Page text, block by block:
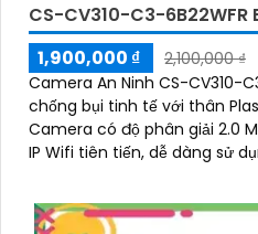
CS-CV310-C3-6B22WFR
1,900,000 ₫
2,100,000 ₫
Camera An Ninh CS-CV310-
chống bụi tinh tế với thân
Camera có độ phân giải 2.0
IP Wifi tiên tiến, dễ dàng sử